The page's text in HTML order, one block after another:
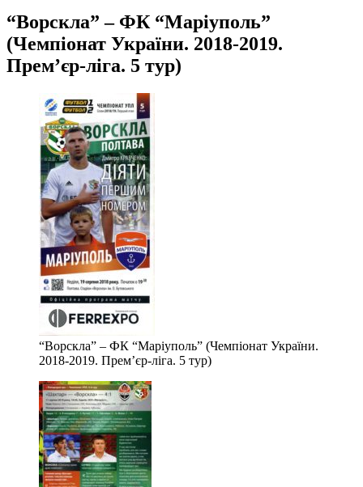
“Ворскла” – ФК “Маріуполь”
(Чемпіонат України. 2018-2019.
Прем’єр-ліга. 5 тур)
“Ворскла” – ФК “Маріуполь” (Чемпіонат України.
2018-2019. Прем’єр-ліга. 5 тур)